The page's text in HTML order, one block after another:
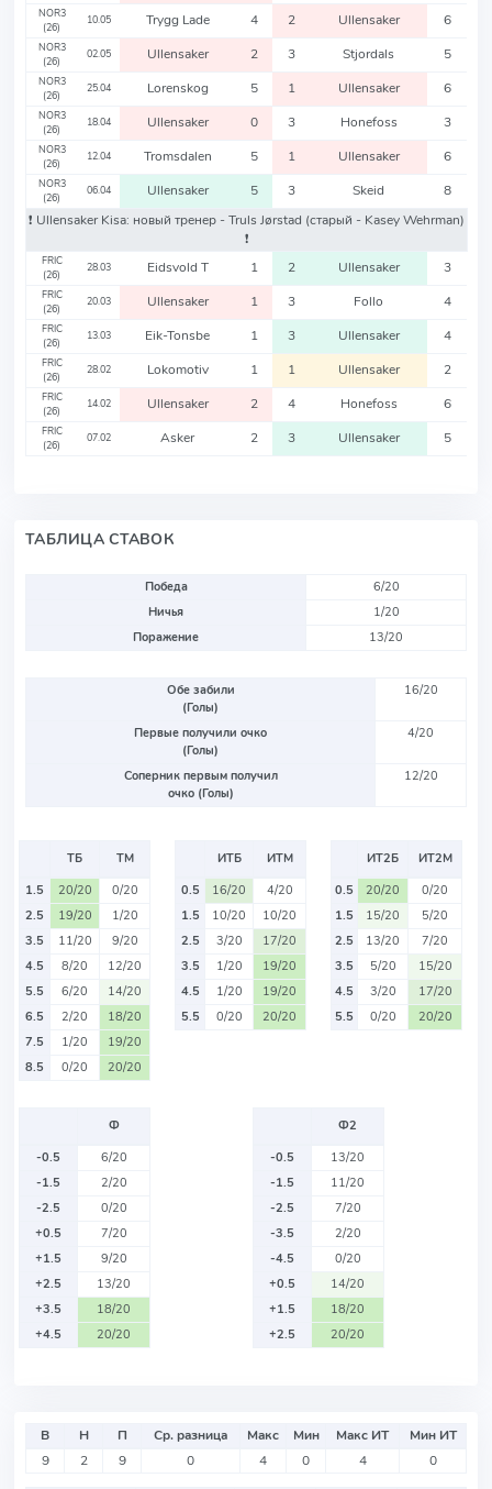
NOR3
(26)
10.05 Trygg Lade 4 2 Ullensaker 6
NOR3
(26)
02.05 Ullensaker 2 3 Stjordals 5
NOR3
(26)
25.04 Lorenskog 5 1 Ullensaker 6
NOR3
(26)
18.04 Ullensaker 0 3 Honefoss 3
NOR3
(26)
12.04 Tromsdalen 5 1 Ullensaker 6
NOR3
(26)
06.04 Ullensaker 5 3 Skeid
8
❗️ Ullensaker Kisa: новый тренер - Truls Jørstad (старый - Kasey Wehrman)
❗️
FRIC
(26)
28.03 Eidsvold T 1 2 Ullensaker 3
FRIC
(26)
20.03 Ullensaker 1 3 Follo 4
FRIC
(26)
13.03 Eik-Tonsbe 1 3 Ullensaker 4
FRIC
(26)
28.02 Lokomotiv 1 1 Ullensaker 2
FRIC
(26)
14.02 Ullensaker 2 4 Honefoss 6
FRIC
(26)
07.02 Asker 2 3 Ullensaker 5
ТАБЛИЦА СТАВОК
Победа
6/20
Ничья
1/20
Поражение
13/20
Обе забили
(Голы)
16/20
Первые получили очко
(Голы)
4/20
Соперник первым получил
очко (Голы)
12/20
ТБ
ТМ
1.5
20/20
0/20
2.5
19/20
1/20
3.5
11/20
9/20
4.5
8/20
12/20
5.5
6/20
14/20
6.5
2/20
18/20
7.5
1/20
19/20
8.5
0/20 20/20
ИТБ
ИТМ
0.5
16/20
4/20
1.5
10/20
10/20
2.5
3/20
17/20
3.5
1/20
19/20
4.5
1/20
19/20
5.5
0/20 20/20
ИТ2Б
ИТ2М
0.5
20/20
0/20
1.5
15/20
5/20
2.5
13/20
7/20
3.5
5/20
15/20
4.5
3/20
17/20
5.5
0/20 20/20
Ф
-0.5
6/20
-1.5
2/20
-2.5
0/20
+0.5
7/20
+1.5
9/20
+2.5
13/20
+3.5
18/20
+4.5
20/20
Ф2
-0.5
13/20
-1.5
11/20
-2.5
7/20
-3.5
2/20
-4.5
0/20
+0.5
14/20
+1.5
18/20
+2.5
20/20
В Н П Ср. разница Макс Мин Макс ИТ
Мин ИТ
9
2 9 0 4 0 4 0